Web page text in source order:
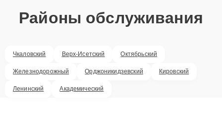
Районы обслуживания
Чкаловский Верх-Исетский Октябрьский
Железнодорожный Орджоникидзевский Кировский
Ленинский Академический